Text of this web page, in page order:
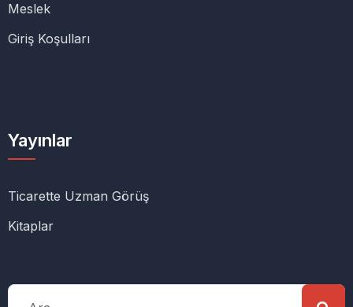
Meslek
Giriş Koşulları
Yayınlar
Ticarette Uzman Görüş
Kitaplar